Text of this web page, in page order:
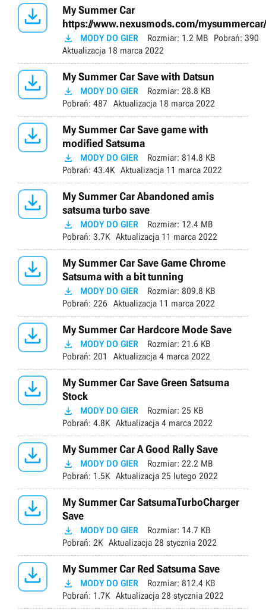

My Summer Car
https://www.nexusmods.com/
 MODY DO GIER Rozmiar: 1.2 MB Pobrań: 390
Aktualizacja 18 marca 2022
 My Summer Car Save with Datsun
 MODY DO GIER Rozmiar: 28.8 KB
Pobrań: 487 Aktualizacja 18 marca 2022

My Summer Car Save game with
modified Satsuma
 MODY DO GIER Rozmiar: 814.8 KB
Pobrań: 43.4K Aktualizacja 11 marca 2022

My Summer Car Abandoned amis
satsuma turbo save
 MODY DO GIER Rozmiar: 12.4 MB
Pobrań: 3.7K Aktualizacja 11 marca 2022

My Summer Car Save Game Chrome
Satsuma with a bit tunning
 MODY DO GIER Rozmiar: 809.8 KB
Pobrań: 226 Aktualizacja 11 marca 2022
 My Summer Car Hardcore Mode Save
 MODY DO GIER Rozmiar: 21.6 KB
Pobrań: 201 Aktualizacja 4 marca 2022

My Summer Car Save Green Satsuma
Stock
 MODY DO GIER Rozmiar: 25 KB
Pobrań: 4.8K Aktualizacja 4 marca 2022
 My Summer Car A Good Rally Save
 MODY DO GIER Rozmiar: 22.2 MB
Pobrań: 1.5K Aktualizacja 25 lutego 2022

My Summer Car SatsumaTurboCharger
Save
 MODY DO GIER Rozmiar: 14.7 KB
Pobrań: 2K Aktualizacja 28 stycznia 2022
 My Summer Car Red Satsuma Save
 MODY DO GIER Rozmiar: 812.4 KB
Pobrań: 1.7K Aktualizacja 28 stycznia 2022